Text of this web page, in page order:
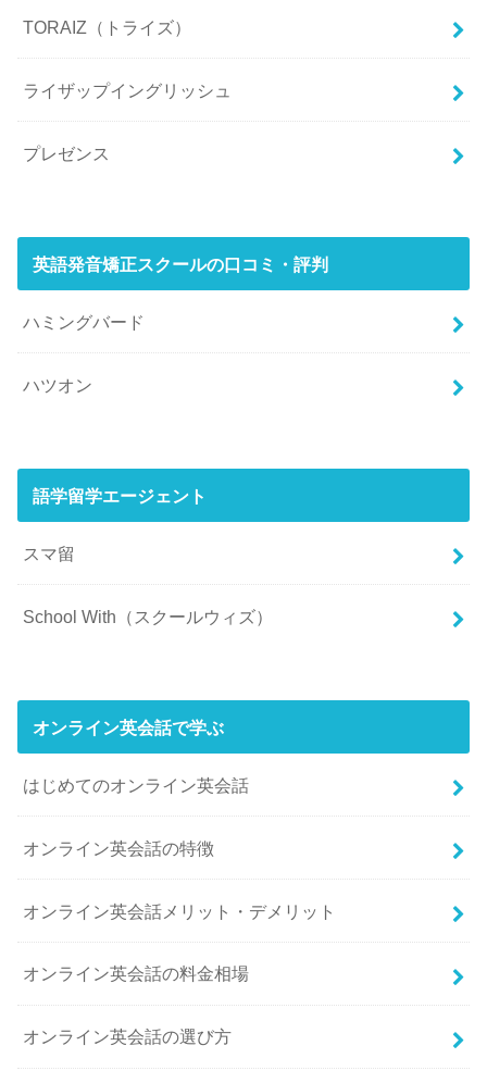
TORAIZ（トライズ）
ライザップイングリッシュ
プレゼンス
英語発音矯正スクールの口コミ・評判
ハミングバード
ハツオン
語学留学エージェント
スマ留
School With（スクールウィズ）
オンライン英会話で学ぶ
はじめてのオンライン英会話
オンライン英会話の特徴
オンライン英会話メリット・デメリット
オンライン英会話の料金相場
オンライン英会話の選び方